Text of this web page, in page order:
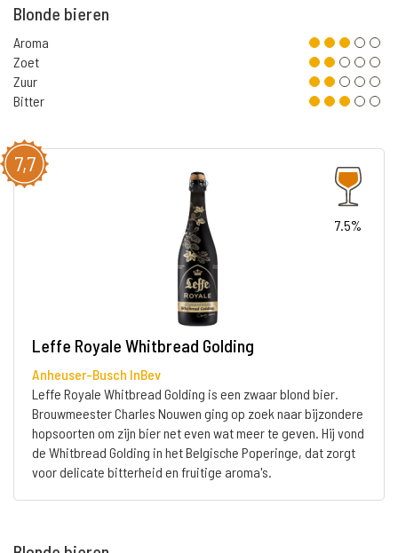
Blonde bieren
Aroma
Zoet
Zuur
Bitter
7,7
7.5%
Leffe Royale Whitbread Golding
Anheuser-Busch InBev
Leffe Royale Whitbread Golding is een zwaar blond bier.
Brouwmeester Charles Nouwen ging op zoek naar bijzondere
hopsoorten om zijn bier net even wat meer te geven. Hij vond
de Whitbread Golding in het Belgische Poperinge, dat zorgt
voor delicate bitterheid en fruitige aroma's.